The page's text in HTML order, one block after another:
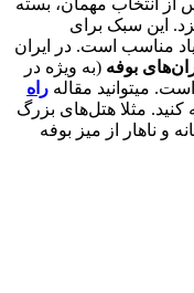
این سبک برای
مناسب است. در ایران
بوفه (به ویژه در
میتوانید مقاله راه
کنید. مثلا هتل‌های بزرگ
و ناهار از میز بوفه